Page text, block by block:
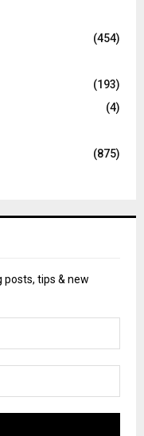
(454)
(193)
(4)
(875)
tips & new